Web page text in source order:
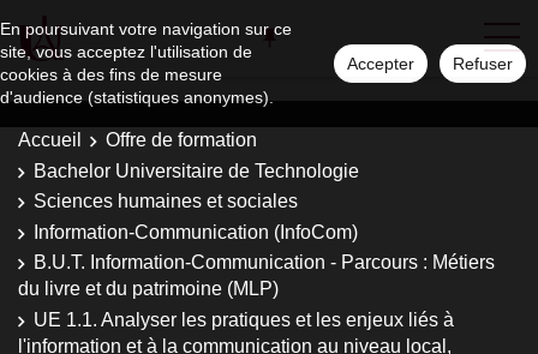
En poursuivant votre navigation sur ce
site, vous acceptez l'utilisation de
cookies à des fins de mesure
d'audience (statistiques anonymes).
Accepter Refuser
Accueil
Offre de formation
Bachelor Universitaire de Technologie
Sciences humaines et sociales
Information-Communication (InfoCom)
B.U.T. Information-Communication - Parcours : Métiers
du livre et du patrimoine (MLP)
UE 1.1. Analyser les pratiques et les enjeux liés à
l'information et à la communication au niveau local,